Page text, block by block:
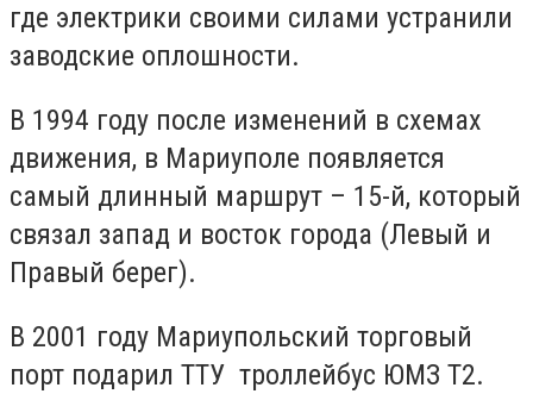
где электрики своими силами устранили
заводские оплошности.
В 1994 году после изменений в схемах
движения, в Мариуполе появляется
самый длинный маршрут – 15-й, который
связал запад и восток города (Левый и
Правый берег).
В 2001 году Мариупольский торговый
порт подарил ТТУ троллейбус ЮМЗ Т2.